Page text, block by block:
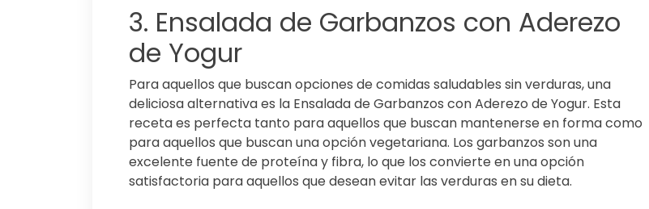
3. Ensalada de Garbanzos con Aderezo
de Yogur
Para aquellos que buscan opciones de comidas saludables sin verduras, una
deliciosa alternativa es la Ensalada de Garbanzos con Aderezo de Yogur. Esta
receta es perfecta tanto para aquellos que buscan mantenerse en forma como
para aquellos que buscan una opción vegetariana. Los garbanzos son una
excelente fuente de proteína y fibra, lo que los convierte en una opción
satisfactoria para aquellos que desean evitar las verduras en su dieta.